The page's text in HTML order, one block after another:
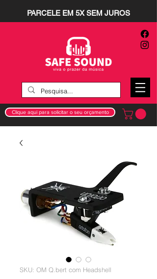
PARCELE EM 5X SEM JUROS
Clique aqui para solicitar o seu orçamento
SKU: OM Q.bert com Headshell